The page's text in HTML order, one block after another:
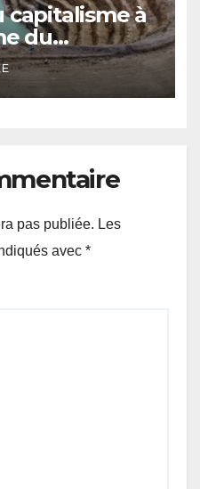
capitalisme à
du
l’économie
l’économie
pas publiée. Les
avec *